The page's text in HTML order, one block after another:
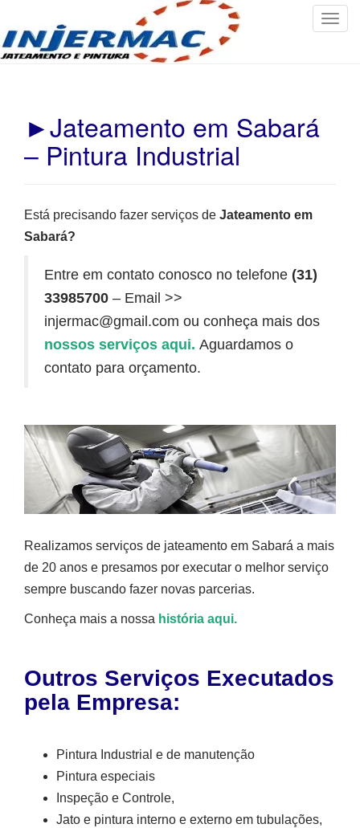
T
►Jateamento em Sabará
– Pintura Industrial
Está precisando fazer serviços de Jateamento em
Sabará?
Entre em contato conosco no telefone (31)
33985700 – Email >>
injermac@gmail.com ou conheça mais dos
nossos serviços aqui. Aguardamos o
contato para orçamento.
Realizamos serviços de jateamento em Sabará a mais
de 20 anos e presamos por executar o melhor serviço
sempre buscando fazer novas parcerias.
Conheça mais a nossa história aqui.
Outros Serviços Executados
pela Empresa:
Pintura Industrial e de manutenção
Pintura especiais
Inspeção e Controle,
Jato e pintura interno e externo em tubulações,